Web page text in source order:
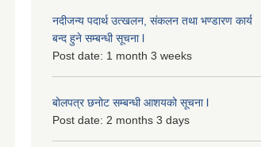
नदीजन्य पदार्थ उत्खलन, संकलन तथा भण्डारण कार्य
बन्द हुने सम्बन्धी सूचना l
Post date: 1 month 3 weeks
बोलपत्र छनोट सम्बन्धी आशयको सूचना l
Post date: 2 months 3 days